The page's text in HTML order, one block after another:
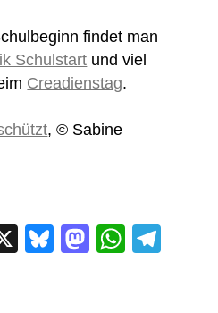
findet man
Schulstart und viel
Creadienstag.
, © Sabine
X
Bl
M
W